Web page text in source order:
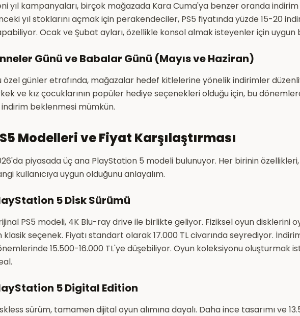
yıl kampanyaları, birçok mağazada Kara Cuma'ya benzer oranda indirim
yıl stoklarını açmak için perakendeciler, PS5 fiyatında yüzde 15-20
Ocak ve Şubat ayları, özellikle konsol almak isteyenler için uygun
Günü ve Babalar Günü (Mayıs ve Haziran)
özel günler etrafında, mağazalar hedef kitlelerine yönelik indirimler
ve kız çocuklarının popüler hediye seçenekleri olduğu için, bu
indirim beklenmesi mümkün.
Modelleri ve Fiyat Karşılaştırması
piyasada üç ana PlayStation 5 modeli bulunuyor. Her birinin
kullanıcıya uygun olduğunu anlayalım.
5 Disk Sürümü
PS5 modeli, 4K Blu-ray drive ile birlikte geliyor. Fiziksel oyun disklerini
klasik seçenek. Fiyatı standart olarak 17.000 TL civarında seyrediyor.
15.500-16.000 TL'ye düşebiliyor. Oyun koleksiyonu oluşturmak
5 Digital Edition
sürüm, tamamen dijital oyun alımına dayalı. Daha ince tasarımı ve